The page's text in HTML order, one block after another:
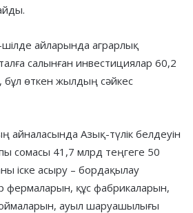
айларында аграрлық
салынған инвестициялар 60,2
бұл өткен жылдың сәйкес
айналасында Азық-түлік белдеуін
сомасы 41,7 млрд теңгеге 50
іске асыру – бордақылау
фермаларын, құс фабрикаларын,
ауыл шаруашылығы